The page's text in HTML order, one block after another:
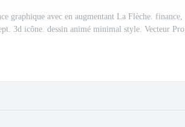
graphique avec en augmentant La Flèche. finance,
3d icône. dessin animé minimal style. Vecteur Pro